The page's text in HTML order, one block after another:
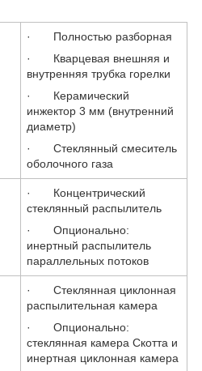
·
Полностью разборная
·
Кварцевая внешняя и
внутренняя трубка горелки
·
Керамический
инжектор 3 мм (внутренний
диаметр)
·
Стеклянный смеситель
оболочного газа
·
Концентрический
стеклянный распылитель
·
Опционально:
инертный распылитель
параллельных потоков
·
Стеклянная циклонная
распылительная камера
·
Опционально:
стеклянная камера Скотта и
инертная циклонная камера